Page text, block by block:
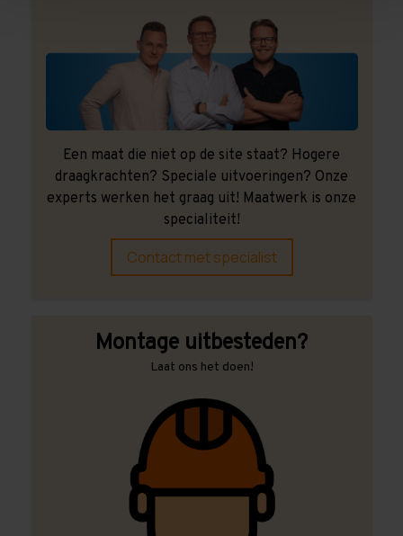
Een maat die niet op de site staat? Hogere
draagkrachten? Speciale uitvoeringen? Onze
experts werken het graag uit! Maatwerk is onze
specialiteit!
Contact met specialist
Montage uitbesteden?
Laat ons het doen!